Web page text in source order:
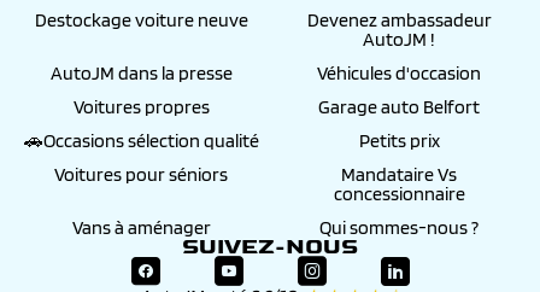
Destockage voiture neuve
Devenez ambassadeur
AutoJM !
AutoJM dans la presse
Véhicules d'occasion
Voitures propres
Garage auto Belfort
🚗Occasions sélection qualité
Petits prix
Voitures pour séniors
Mandataire Vs
concessionnaire
Vans à aménager
Qui sommes-nous ?
SUIVEZ-NOUS